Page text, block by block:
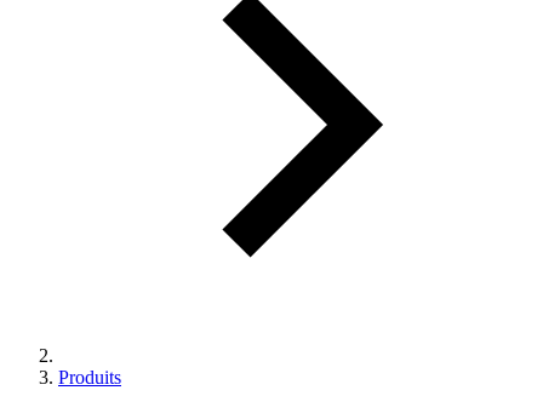
Produits